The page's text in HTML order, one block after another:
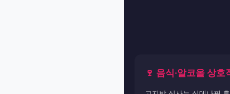
🍷 음식·알코올 상호